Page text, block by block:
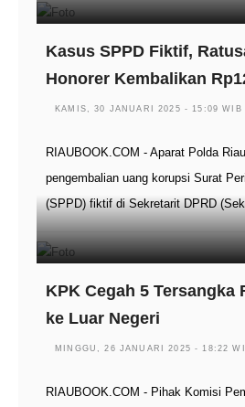
Kasus SPPD Fiktif,
Honorer Kembalikan
KAMIS, 30 JANUARI 2025 - 15:09 WIB
RIAUBOOK.COM - Aparat Polda
pengembalian uang korupsi Surat
(SPPD) fiktif di Sekretarit DPRD
KPK Cegah 5 Tersangka
ke Luar Negeri
MINGGU, 26 JANUARI 2025 - 18:22
RIAUBOOK.COM - Pihak Komisi